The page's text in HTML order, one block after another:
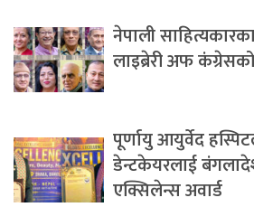
नेपाली
लाइब्रेरी अफ
पूर्णायु आयुर्वेद
डेन्टकेयरलाई
एक्सिलेन्स अवार्ड